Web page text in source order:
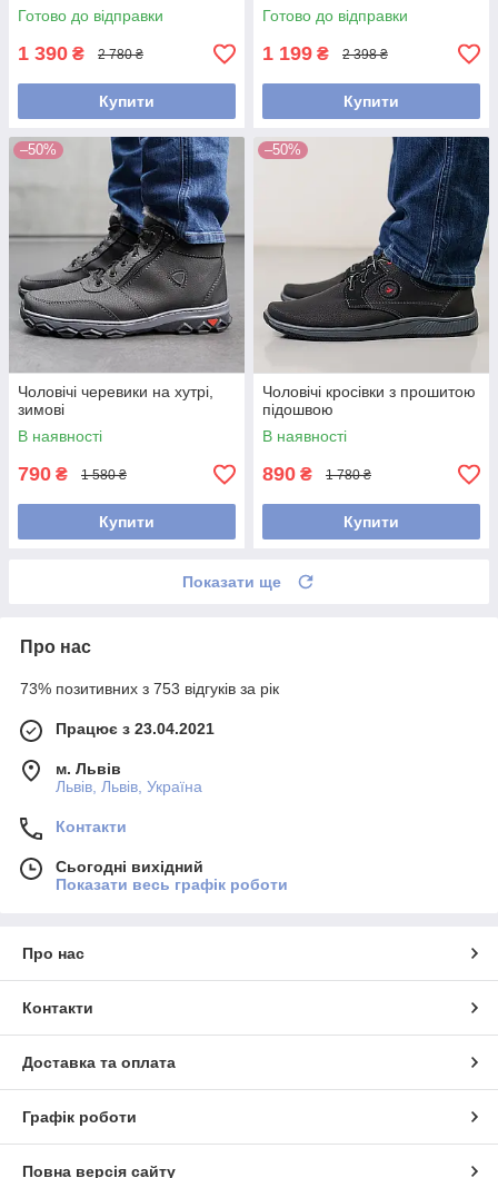
Готово до відправки
1 390 ₴ 2 780 ₴
Купити
Готово до відправки
1 199 ₴ 2 398 ₴
Купити
–50%
Чоловічі черевики на хутрі,
зимові
В наявності
790 ₴ 1 580 ₴
Купити
–50%
Чоловічі кросівки з прошитою
підошвою
В наявності
890 ₴ 1 780 ₴
Купити
Показати ще
Про нас
73% позитивних з 753 відгуків за рік
Працює з 23.04.2021
м. Львів
Львів, Львів, Україна
Контакти
Сьогодні вихідний
Показати весь графік роботи
Про нас
Контакти
Доставка та оплата
Графік роботи
Повна версія сайту